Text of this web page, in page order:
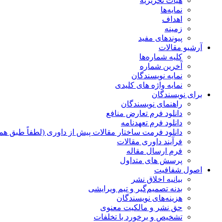
نمایه‌ها
اهداف
زمینه
پیوندهای مفید
آرشیو مقالات
کلیه شماره‌ها
آخرین شماره
نمایه نویسندگان
نمایه واژه های کلیدی
برای نویسندگان
راهنمای نویسندگان
دانلود فرم تعارض منافع
دانلود فرم تعهدنامه
دانلود فرمت ساختار مقالات پیش از داوری (لطفاً طبق
فرآیند داوری مقالات
فرم ارسال مقاله
پرسش های متداول
اصول شفافیت
بیانیه اخلاق نشر
بدنه تصمیم‌گیر و تیم ویرایشی
هزینه‌های نویسندگان
حق نشر و مالکیت معنوی
تشخیص و برخورد با تخلفات